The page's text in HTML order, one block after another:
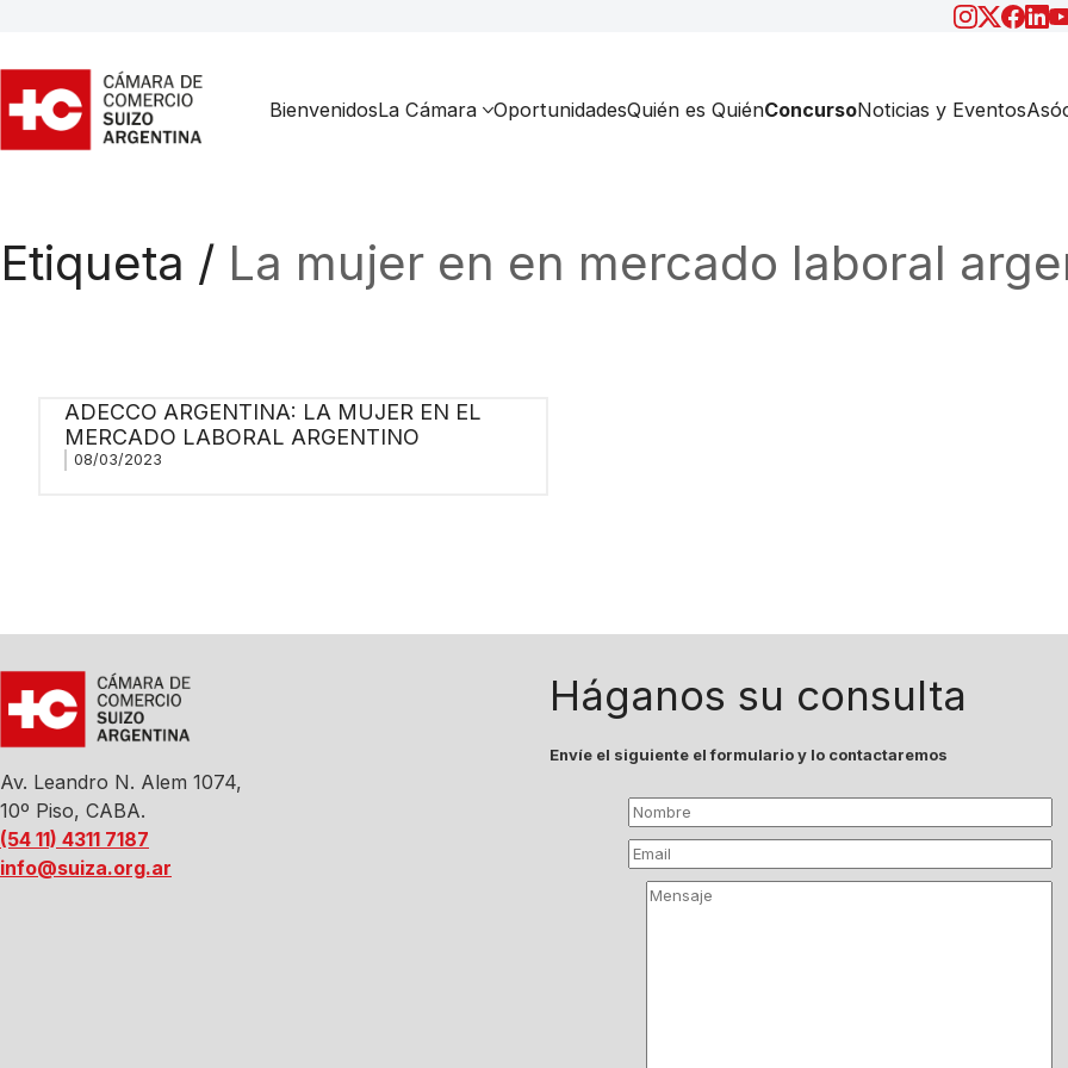
BienvenidosLa Cámara OportunidadesQuién es QuiénConcursoNoticias y Eventos
Etiqueta / La mujer en en mercado laboral
ADECCO ARGENTINA: LA MUJER EN EL
MERCADO LABORAL ARGENTINO
08/03/2023
Av. Leandro N. Alem 1074,
10º Piso, CABA.
(54 11) 4311 7187
info@suiza.org.ar
Háganos su consulta
Envíe el siguiente el formulario y lo contactaremos